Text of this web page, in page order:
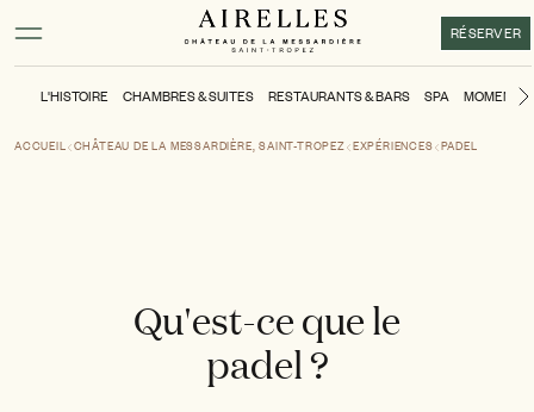
Activer le mode contraste élevé
RÉSERVER
L'HISTOIRE CHAMBRES & SUITES RESTAURANTS & BARS SPA MOMENTS
ACCUEIL CHÂTEAU DE LA MESSARDIÈRE, SAINT-TROPEZ EXPÉRIENCES PADEL
Qu'est-ce que le
padel ?